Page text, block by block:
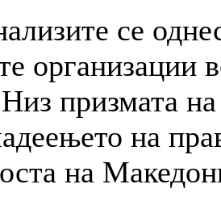
се
организации
призмата
на
на